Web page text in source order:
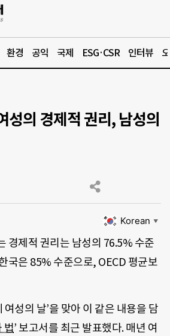
환경 공익 국제 ESG·CSR 인터뷰
성의 경제적 권리, 남성의
Korean ▼
경제적 권리는 남성의 76.5% 수준
국은 85% 수준으로, OECD 평균보
여성의 날’을 맞아 이 같은 내용을 담
법’ 보고서를 최근 발표했다. 매년 여